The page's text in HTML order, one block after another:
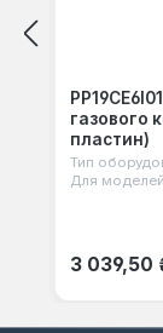
газового
пластин)
Тип
Для
Обычная
3 039,50